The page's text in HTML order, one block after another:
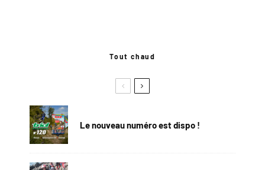
Tout chaud
Le nouveau numéro est dispo !